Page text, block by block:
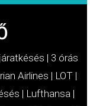
járatkésés | 3 órás
Airlines | LOT|
| Lufthansa |